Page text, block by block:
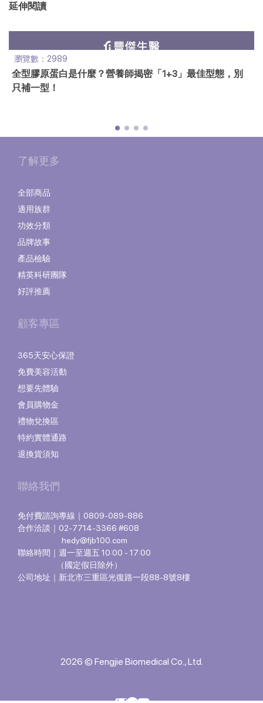
延伸閱讀
瀏覽數：2989
全型膠原蛋白是什麼？營養師揭密「1+3」最佳型態，別
只補一型！
了解更多
全部商品
適用族群
功效分類
品牌故事
產品檢驗
精英科研團隊
好評推薦
顧客專區
365天安心保證
免費美容活動
想要先體驗
會員購物金
禮物兌換區
特約實體通路
退換貨須知
聯絡我們
免付費諮詢專線｜0809-089-886
合作洽談｜02-7714-3366 #608
hedy@fjb100.com
聯絡時間｜週一至週五 10:00 - 17:00
（國定假日除外）
公司地址｜新北市三重區光復路一段88-8號8樓
2026 © Fengjie Biomedical Co., Ltd.